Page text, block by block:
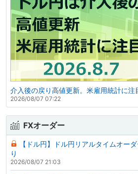
介入後の戻り高値更新。米雇用統計に注
2026/08/07 07:22
FXオーダー
【ドル円】ドル円リアルタイムオ
り
2026/08/07 21:03